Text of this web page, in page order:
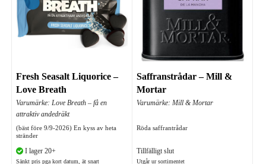
Fresh Seasalt Liquorice –
Love Breath
Varumärke: Love Breath – få en
attraktiv andedräkt
(bäst före 9/9-2026) En kyss av heta
stränder
I lager 20+
Sänkt pris pga kort datum, ät snart
Saffranstrådar – Mill &
Mortar
Varumärke: Mill & Mortar
Röda saffrantrådar
Tillfälligt slut
Utgår ur sortimentet